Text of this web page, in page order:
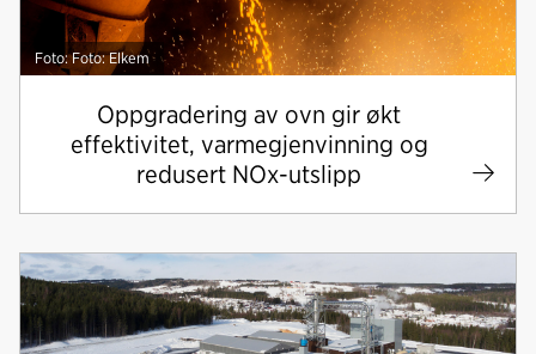
Foto: Foto: Elkem
Oppgradering av ovn gir økt
effektivitet, varmegjenvinning og
redusert NOx-utslipp